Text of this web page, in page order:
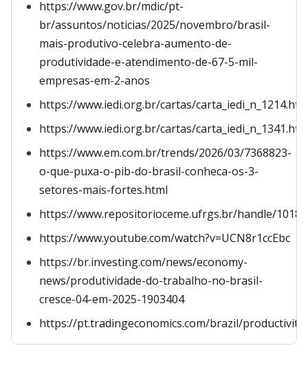
https://www.gov.br/mdic/pt-
br/assuntos/noticias/2025/novembro/brasil-
mais-produtivo-celebra-aumento-de-
produtividade-e-atendimento-de-67-5-mil-
empresas-em-2-anos
https://www.iedi.org.br/cartas/
https://www.iedi.org.br/cartas/
https://www.em.com.br/trends/2026/03/7368823-
o-que-puxa-o-pib-do-brasil-conheca-os-3-
setores-mais-fortes.html
https://www.repositorioceme.ufrgs.br/handle/
https://www.youtube.com/watch?v=UCN8r1ccEbc
https://br.investing.com/news/economy-
news/produtividade-do-trabalho-no-brasil-
cresce-04-em-2025-1903404
https://pt.tradingeconomics.com/brazil/productivity